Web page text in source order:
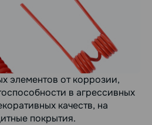
элементов от коррозии,
в агрессивных
качеств, на
покрытия.